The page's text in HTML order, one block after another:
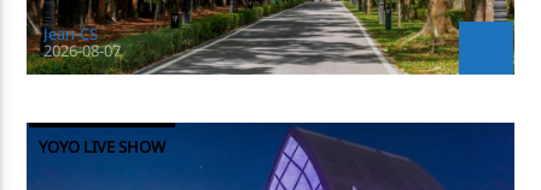
Jean-CS
2026-08-07
YOYO LIVE SHOW